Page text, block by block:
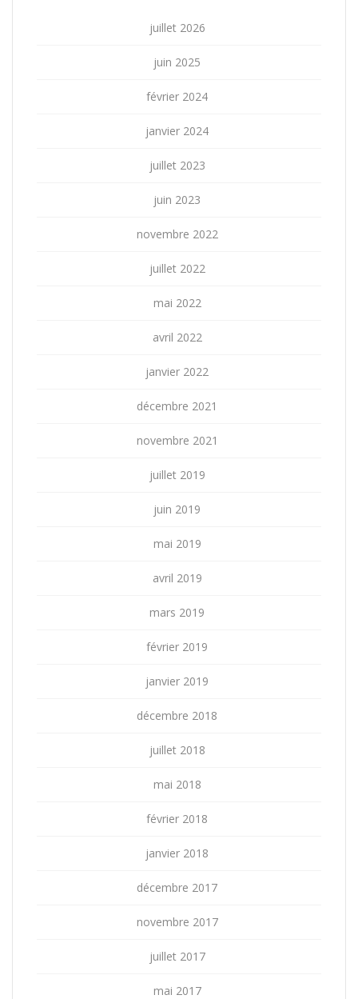
juillet 2026
juin 2025
février 2024
janvier 2024
juillet 2023
juin 2023
novembre 2022
juillet 2022
mai 2022
avril 2022
janvier 2022
décembre 2021
novembre 2021
juillet 2019
juin 2019
mai 2019
avril 2019
mars 2019
février 2019
janvier 2019
décembre 2018
juillet 2018
mai 2018
février 2018
janvier 2018
décembre 2017
novembre 2017
juillet 2017
mai 2017